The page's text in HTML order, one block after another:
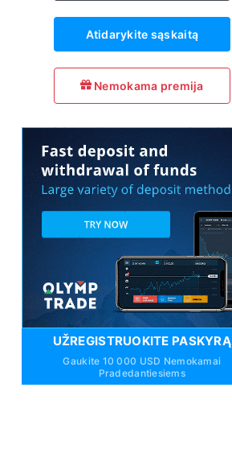
Atidarykite sąskaitą
Nemokama premija
UŽREGISTRUOKITE PASKYRĄ
Gaukite 10 000 USD Nemokamai
Pradedantiesiems